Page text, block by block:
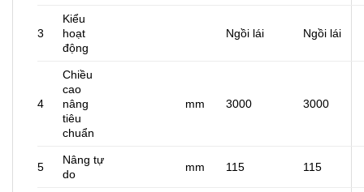
3
Kiểu
hoạt
động
Ngồi lái Ngồi lái
4
Chiều
cao
nâng
tiêu
chuẩn
mm 3000 3000
5
Nâng tự
do
mm 115 115